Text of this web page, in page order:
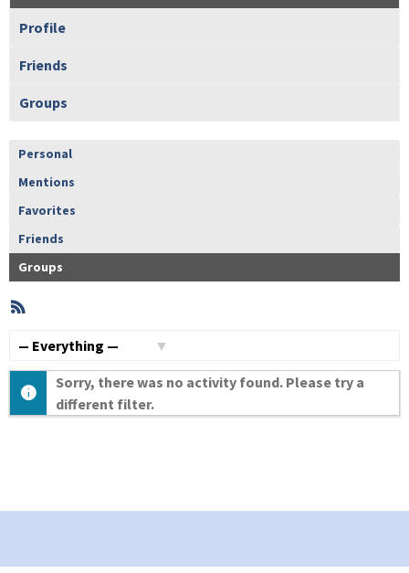
Profile
Friends
Groups
Personal
Mentions
Favorites
Friends
Groups
Member
Activities
Sorry, there was no activity found. Please try a
different filter.